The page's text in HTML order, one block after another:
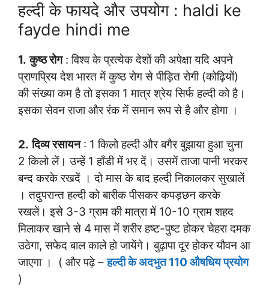
हल्दी के फायदे और उपयोग : haldi ke
fayde hindi me
1. कुष्ठ रोग: विश्व के प्रत्येक देशों की अपेक्षा यदि अपने
प्राणप्रिय देश भारत में कुष्ठ रोग से पीड़ित रोगी (कोढ़ियों)
की संख्या कम है तो इसका 1 मात्र श्रेय सिर्फ हल्दी को है।
इसका सेवन राजा और रंक में समान रूप से है और होगा ।
2. दिव्य रसायन: 1 किलो हल्दी और बगैर बुझाया हुआ चुना
2 किलो लें। उन्हें 1 हाँडी में भर दें। उसमें ताजा पानी भरकर
बन्द करके रखदें । दो मास के बाद हल्दी निकालकर सुखालें
। तदुपरान्त हल्दी को बारीक पीसकर कपड़छन करके
रखलें। इसे 3-3 ग्राम की मात्रा में 10-10 ग्राम शहद
मिलाकर खाने से 4 मास में शरीर हष्ट-पुष्ट होकर चेहरा दमक
उठेगा, सफेद बाल काले हो जायेंगे। बुढ़ापा दूर होकर यौवन आ
जाएगा । ( और पढ़े –हल्दी के अदभुत 110 औषधिय प्रयोग
)